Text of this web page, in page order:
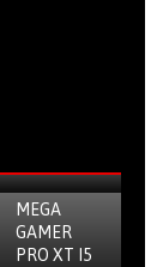
MEGA
GAMER
PRO XT I5